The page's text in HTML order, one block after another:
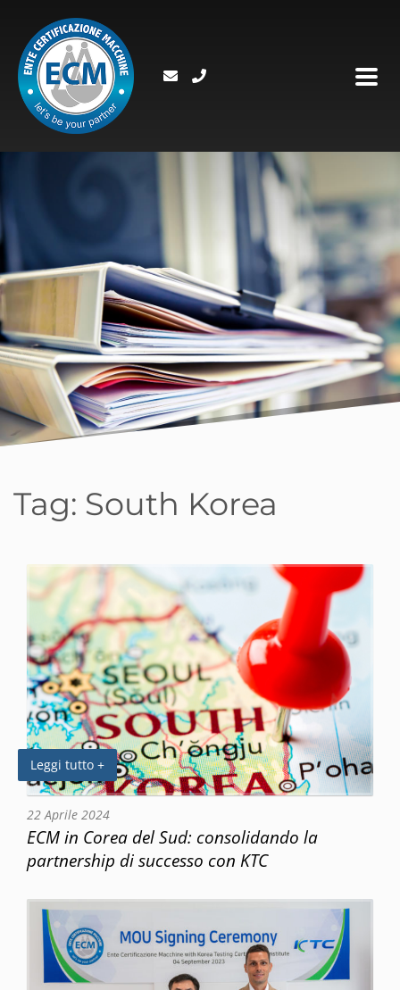
Tag: South Korea
Leggi tutto +
22 Aprile 2024
ECM in Corea del Sud: consolidando la
partnership di successo con KTC